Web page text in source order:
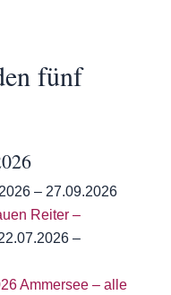
fünf
– 27.09.2026
Reiter –
–
Ammersee – alle